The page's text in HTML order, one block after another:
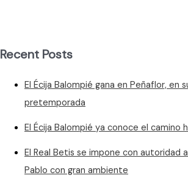
nubes
Recent Posts
El Écija Balompié gana en Peñaflor, en
pretemporada
El Écija Balompié ya conoce el camino
El Real Betis se impone con autoridad
Pablo con gran ambiente